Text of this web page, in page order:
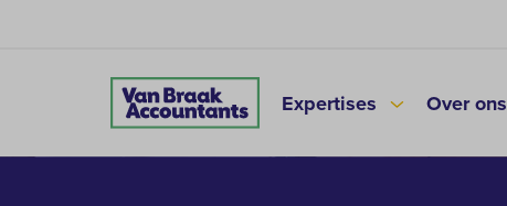
Expertises Over ons